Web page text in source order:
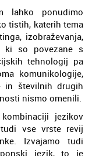
lahko ponudimo
tistih, katerih tema
izobraževanja,
ki so povezane s
tehnologij pa
komunikologije,
in številnih drugih
nismo omenili.
jezikov
vse vrste revij
Izvajamo tudi
jezik, to je